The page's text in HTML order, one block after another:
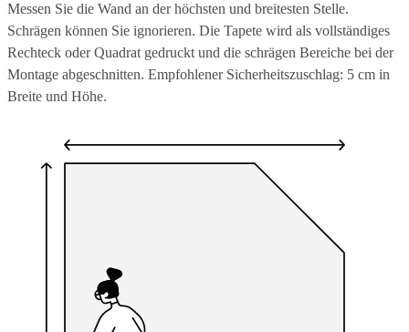
Messen Sie die Wand an der höchsten und breitesten Stelle.
Schrägen können Sie ignorieren. Die Tapete wird als vollständiges
Rechteck oder Quadrat gedruckt und die schrägen Bereiche bei der
Montage abgeschnitten. Empfohlener Sicherheitszuschlag: 5 cm in
Breite und Höhe.